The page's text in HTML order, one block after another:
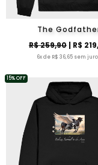
The
R$ 259,90| R$
6x de R$ 36,65 sem
15% OFF